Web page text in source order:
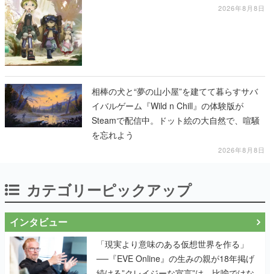
2026年8月8日
相棒の犬と“夢の山小屋”を建てて暮らすサバ
イバルゲーム『Wild n Chill』の体験版が
Steamで配信中。ドット絵の大自然で、喧騒
を忘れよう
2026年8月8日
カテゴリーピックアップ
インタビュー
「現実より意味のある仮想世界を作る」
──『EVE Online』の生みの親が18年掲げ